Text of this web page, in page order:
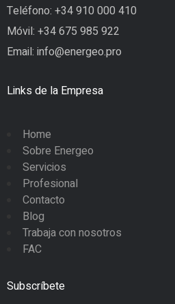
Teléfono: +34 910 000 410
Móvil: +34 675 985 922
Email: info@energeo.pro
Links de la Empresa
Home
Sobre Energeo
Servicios
Profesional
Contacto
Blog
Trabaja con nosotros
FAC
Subscríbete